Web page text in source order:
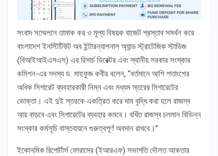
সংবাদ সম্মেলনে তামাক কর ও মূল্য বিষয়ক বাজেট প্রস্তাব সমর্থন করে
বাংলাদেশ ইনস্টিটিউট অব ইন্টারন্যাশনাল অ্যান্ড স্ট্রাটেজিক স্টাডিজ
(বিআইআইএসএস) এর রিসার্চ ডিরেক্টর এবং স্থানীয় সরকার সংস্কার
কমিশন-এর সদস্য ড. মাহফুজ কবীর বলেন, “বর্তমানে আশি শতাংশের
অধিক সিগারেট ব্যবহারকারী নিম্ন এবং মধ্যম স্তরের সিগারেটের
ভোক্তা। এই দুই স্তরকে একত্রিত করে দাম বৃদ্ধি করা হলে রাজস্ব
আয় বাড়বে এবং সিগারেটের ব্যবহার কমবে। বর্ধিত রাজস্ব চলমান বিভিন্ন
সংস্কার কর্মসূচি বাস্তবায়নে গুরুত্বপূর্ণ অবদান রাখবে।”
ইকোনমিক রিপোর্টার্স ফোরামের (ইআরএফ) সভাপতি দৌলত আকতার